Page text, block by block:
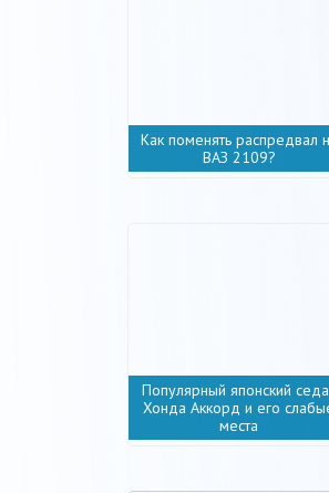
Как поменять распредвал
ВАЗ 2109?
Популярный японский
Хонда Аккорд и его
места